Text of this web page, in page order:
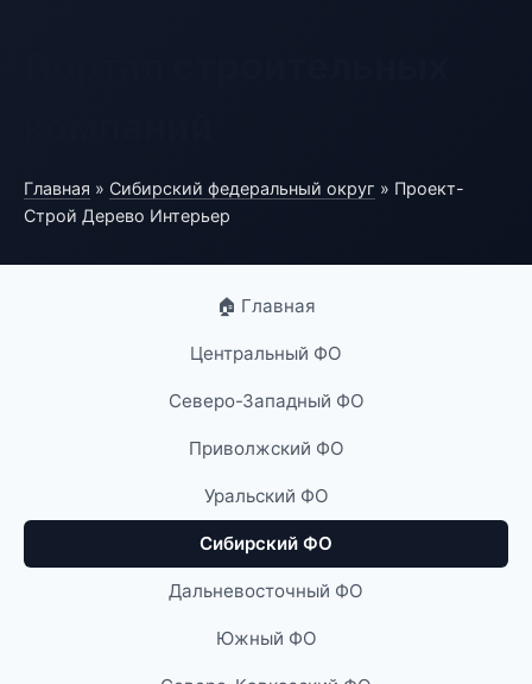
Главная » Сибирский федеральный округ » Проект-
Строй Дерево Интерьер
🏠 Главная
Центральный ФО
Северо-Западный ФО
Приволжский ФО
Уральский ФО
Сибирский ФО
Дальневосточный ФО
Южный ФО